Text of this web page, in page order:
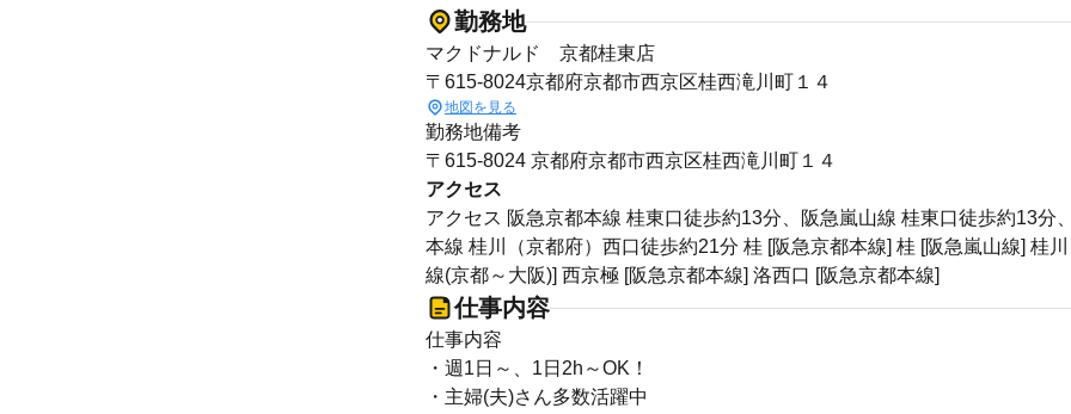
勤務地
マクドナルド 京都桂東店
〒615-8024京都府京都市西京区桂西滝川町１４
地図を見る
勤務地備考
〒615-8024 京都府京都市西京区桂西滝川町１４
アクセス
アクセス 阪急京都本線 桂東口徒歩約13分、阪急嵐山線 桂東口徒歩約13分
本線 桂川（京都府）西口徒歩約21分 桂 [阪急京都本線] 桂 [阪急嵐山線] 桂
線(京都～大阪)] 西京極 [阪急京都本線] 洛西口 [阪急京都本線]
仕事内容
仕事内容
・週1日～、1日2h～OK！
・主婦(夫)さん多数活躍中